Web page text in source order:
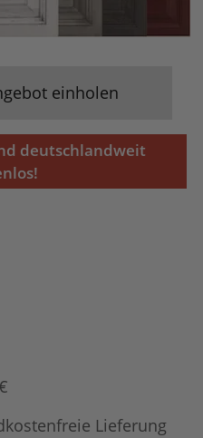
einholen
deutschlandweit
Lieferung